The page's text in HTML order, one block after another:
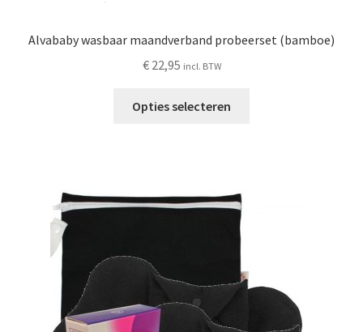
Alvababy wasbaar maandverband probeerset (bamboe)
€22,95 incl. BTW
Opties selecteren
worden